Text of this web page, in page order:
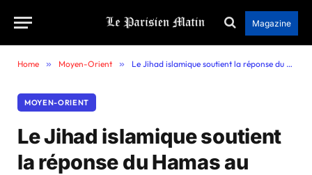
Magazine
Home » Moyen-Orient » Le Jihad islamique soutient la réponse du Hamas au plan américain
MOYEN-ORIENT
Le Jihad islamique soutient
la réponse du Hamas au